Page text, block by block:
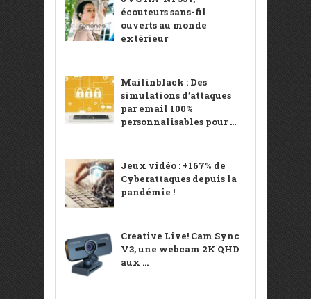
écouteurs sans-fil
ouverts au monde
extérieur
Mailinblack : Des
simulations d’attaques
par email 100%
personnalisables pour ...
Jeux vidéo : +167% de
Cyberattaques depuis la
pandémie !
Creative Live! Cam Sync
V3, une webcam 2K QHD
aux ...